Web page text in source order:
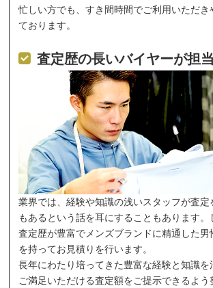
忙しい方でも、すき間時間でご利用いただき
ております。
査定歴の長いバイヤーが担当
業界では、経験や知識の浅いスタッフが査定
もあるという話を耳にすることもあります。
査定歴が豊富でメンズブランドに精通した
を持ってお見積りを行います。
長年にわたり培ってきた豊富な経験と知識を
ご満足いただける査定額をご提示できるよう